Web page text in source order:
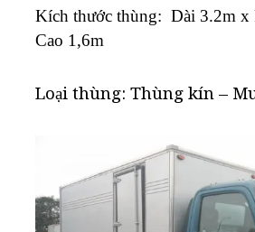
Kích thước thùng: Dài 3.2m x
Cao 1,6m
Loại thùng: Thùng kín –